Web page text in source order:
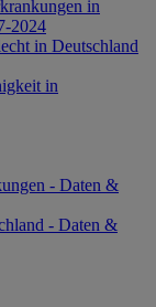
in
2024
in Deutschland
in
- Daten &
- Daten &